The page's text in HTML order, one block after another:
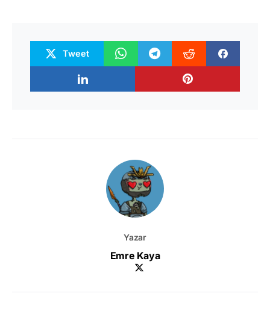
Tweet
Yazar
Emre Kaya